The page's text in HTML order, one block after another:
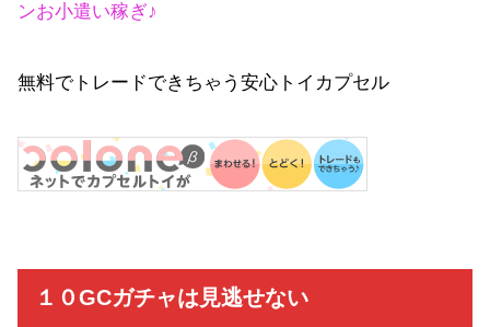
ンお小遣い稼ぎ♪
無料でトレードできちゃう安心トイカプセル
１０GCガチャは見逃せない